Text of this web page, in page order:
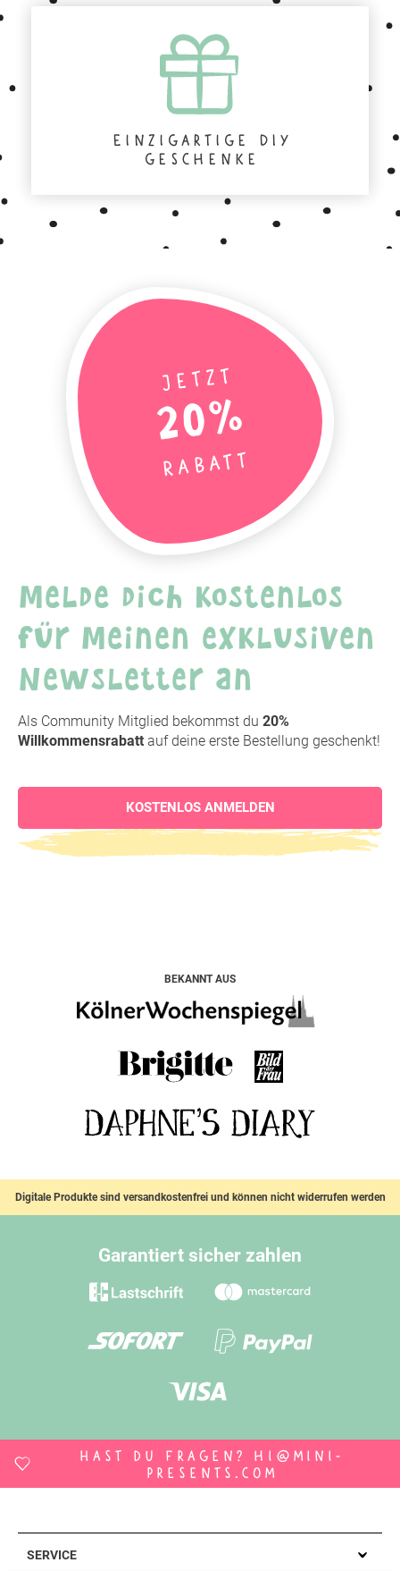
Einzigartige DIY
geschenke
Jetzt
20%
Rabatt
Melde dich kostenlos
für meinen exklusiven
Newsletter an
Als Community Mitglied bekommst du 20%
Willkommensrabatt auf deine erste Bestellung geschenkt!
KOSTENLOS ANMELDEN
BEKANNT AUS
Digitale Produkte sind versandkostenfrei und können nicht widerrufen werden
Garantiert sicher zahlen
Hast du Fragen? hi@mini-
presents.com
SERVICE